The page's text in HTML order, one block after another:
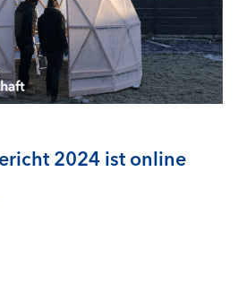
2024 ist online